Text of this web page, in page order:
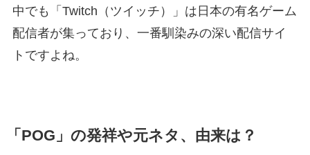
中でも「Twitch（ツイッチ）」は日本の有名ゲーム
配信者が集っており、一番馴染みの深い配信サイ
トですよね。
「POG」の発祥や元ネタ、由来は？